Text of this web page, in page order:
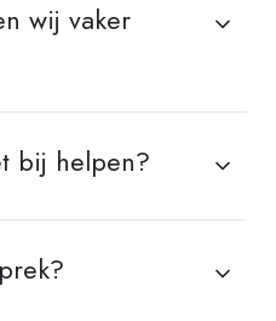
wij vaker
bij helpen?